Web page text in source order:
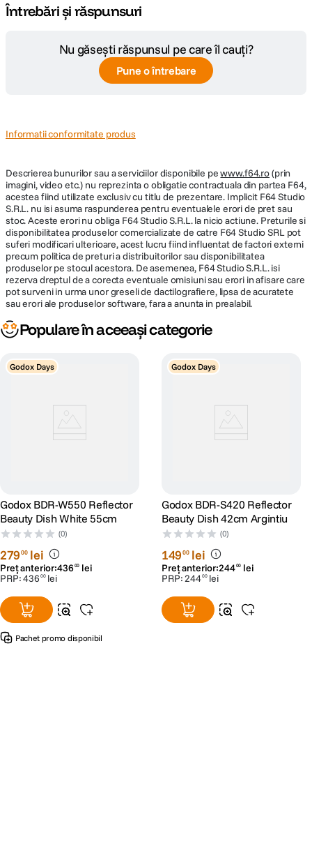
Întrebări și răspunsuri
Nu găsești răspunsul pe care îl cauți?
Pune o întrebare
Informatii conformitate produs
Descrierea bunurilor sau a serviciilor disponibile pewww.f64.ro(prin
imagini, video etc.) nu reprezinta o obligatie contractuala din partea F64,
acestea fiind utilizate exclusiv cu titlu de prezentare. Implicit F64 Studio
S.R.L. nu isi asuma raspunderea pentru eventualele erori de pret sau
stoc. Aceste erori nu obliga F64 Studio S.R.L. la nicio actiune. Preturile si
disponibilitatea produselor comercializate de catre F64 Studio SRL pot
suferi modificari ulterioare, acest lucru fiind influentat de factori externi
precum politica de preturi a distribuitorilor sau disponibilitatea
produselor pe stocul acestora. De asemenea, F64 Studio S.R.L. isi
rezerva dreptul de a corecta eventuale omisiuni sau erori in afisare care
pot surveni in urma unor greseli de dactilografiere, lipsa de acuratete
sau erori ale produselor software, fara a anunta in prealabil.
Populare în aceeași categorie
Godox Days
Godox BDR-W550 Reflector
Beauty Dish White 55cm
(0)
27900 lei
Preț anterior:43600 lei
PRP:436 00 lei
Pachet promo disponibil
Godox Days
Godox BDR-S420 Reflector
Beauty Dish 42cm Argintiu
(0)
14900 lei
Preț anterior:24400 lei
PRP:24400 lei